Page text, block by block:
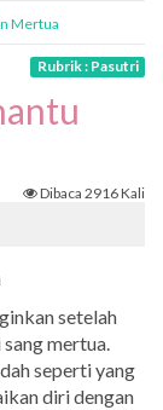
Mertua
Rubrik : Pasutri
Dibaca 2916 Kali
setelah
mertua.
seperti yang
diri dengan